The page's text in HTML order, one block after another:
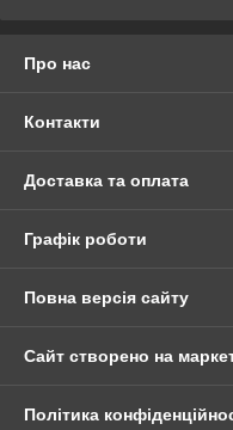
Про нас
Контакти
Доставка та оплата
Графік роботи
Повна версія сайту
Сайт створено на
Політика